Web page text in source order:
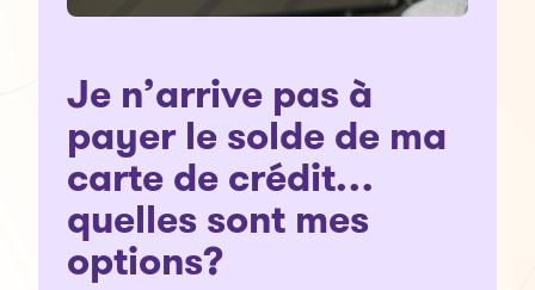
Je n’arrive pas à
payer le solde de ma
carte de crédit…
quelles sont mes
options?